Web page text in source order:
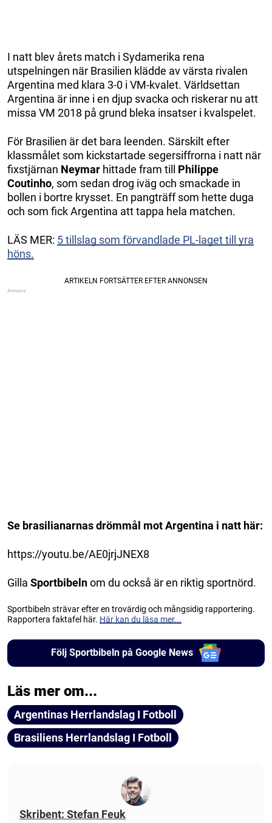
I natt blev årets match i Sydamerika rena
utspelningen när Brasilien klädde av värsta rivalen
Argentina med klara 3-0 i VM-kvalet. Världsettan
Argentina är inne i en djup svacka och riskerar nu att
missa VM 2018 på grund bleka insatser i kvalspelet.
För Brasilien är det bara leenden. Särskilt efter
klassmålet som kickstartade segersiffrorna i natt när
fixstjärnan Neymar hittade fram till Philippe
Coutinho, som sedan drog iväg och smackade in
bollen i bortre krysset. En pangträff som hette duga
och som fick Argentina att tappa hela matchen.
LÄS MER: 5 tillslag som förvandlade PL-laget till yra
höns.
Se brasilianarnas drömmål mot Argentina i natt här:
https://youtu.be/AE0jrjJNEX8
Gilla Sportbibelnom du också är en riktig sportnörd.
Sportbibeln strävar efter en trovärdig och mångsidig rapportering.
Rapportera faktafel här. Här kan du läsa mer...
Följ Sportbibeln på Google News
Läs mer om...
Argentinas Herrlandslag I Fotboll
Brasiliens Herrlandslag I Fotboll
Skribent: Stefan Feuk